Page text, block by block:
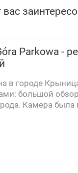
Parkowa -
в городе
большой
Камера была